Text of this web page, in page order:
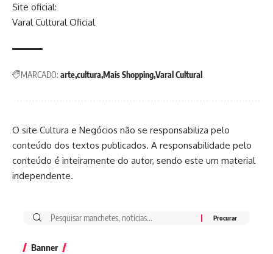
Site oficial:
Varal Cultural Oficial
MARCADO: artecultura Mais ShoppingVaral Cultural
O site Cultura e Negócios não se responsabiliza pelo
conteúdo dos textos publicados. A responsabilidade pelo
conteúdo é inteiramente do autor, sendo este um material
independente.
Banner